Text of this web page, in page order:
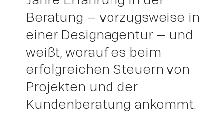
Beratung – vorzugsweise in
einer Designagentur – und
weißt, worauf es beim
erfolgreichen Steuern von
Projekten und der
Kundenberatung ankommt.